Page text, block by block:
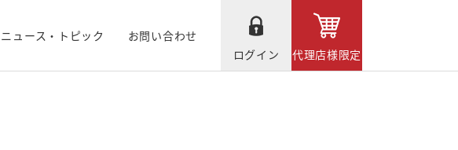
ニュース・トピック
お問い合わせ
ログイン
代理店様限定